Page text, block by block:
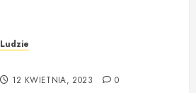
Ludzie
12 KWIETNIA, 2023 0